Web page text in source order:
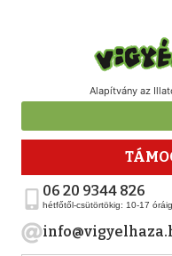
Alapítvány az
06 20 9344 826
hétfőtől-csütörtökig: 10-17